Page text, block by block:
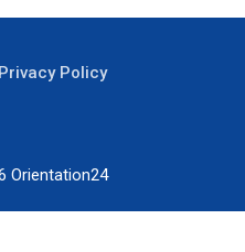
Policy
Orientation24